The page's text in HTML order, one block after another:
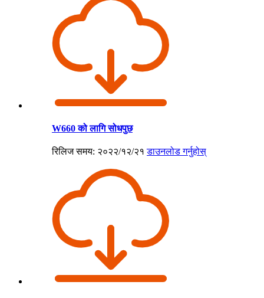
W660 को लागि सोधपुछ
रिलिज समय: २०२२/१२/२१ डाउनलोड गर्नुहोस्